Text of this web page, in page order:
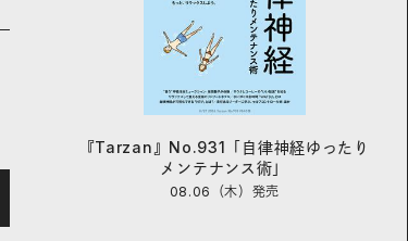
『Tarzan』No.931「自律神経ゆったり
メンテナンス術」
08.06（木） 発売